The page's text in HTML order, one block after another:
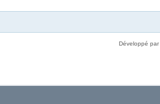
Développé par